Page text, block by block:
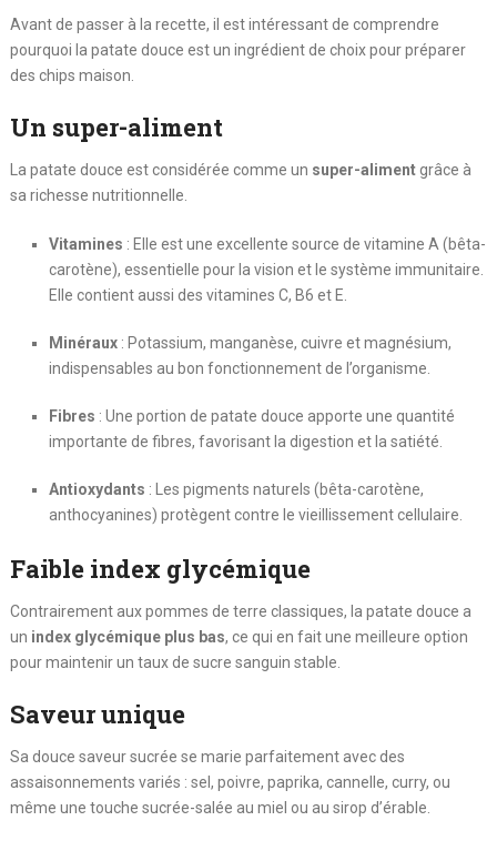
Avant de passer à la recette, il est intéressant de comprendre
pourquoi la patate douce est un ingrédient de choix pour préparer
des chips maison.
Un super-aliment
La patate douce est considérée comme un super-alimentgrâce à
sa richesse nutritionnelle.
Vitamines : Elle est une excellente source de vitamine A (bêta-
carotène), essentielle pour la vision et le système immunitaire.
Elle contient aussi des vitamines C, B6 et E.
Minéraux: Potassium, manganèse, cuivre et magnésium,
indispensables au bon fonctionnement de l’organisme.
Fibres : Une portion de patate douce apporte une quantité
importante de fibres, favorisant la digestion et la satiété.
Antioxydants : Les pigments naturels (bêta-carotène,
anthocyanines) protègent contre le vieillissement cellulaire.
Faible index glycémique
Contrairement aux pommes de terre classiques, la patate douce a
un index glycémique plus bas, ce qui en fait une meilleure option
pour maintenir un taux de sucre sanguin stable.
Saveur unique
Sa douce saveur sucrée se marie parfaitement avec des
assaisonnements variés : sel, poivre, paprika, cannelle, curry, ou
même une touche sucrée-salée au miel ou au sirop d’érable.